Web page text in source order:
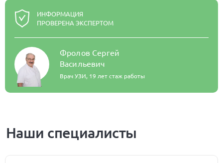
ИНФОРМАЦИЯ
ПРОВЕРЕНА ЭКСПЕРТОМ
Фролов Сергей
Васильевич
Врач УЗИ, 19 лет стаж работы
Наши специалисты